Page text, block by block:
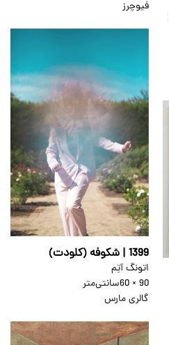
فیوچرز
1399 | شکوفه (کلودت)
اتونگ آتِم
90 × 60
سانتی‌متر
گالری مارس